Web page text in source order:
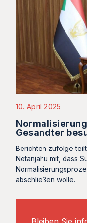
10. April 2025
Gesandter
Berichten zufolge
Netanjahu mit, dass
abschließen wolle.
Bleiben Sie